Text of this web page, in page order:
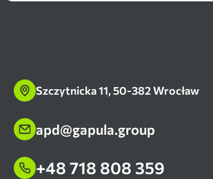
Szczytnicka 11, 50-382 Wrocław
apd@gapula.group
+48 718 808 359